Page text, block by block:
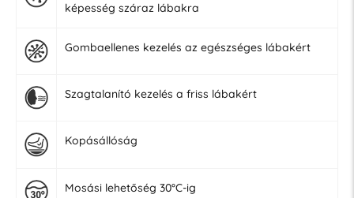
képesség száraz lábakra
Gombaellenes kezelés az egészséges lábakért
Szagtalanító kezelés a friss lábakért
Kopásállóság
Mosási lehetőség 30°C-ig